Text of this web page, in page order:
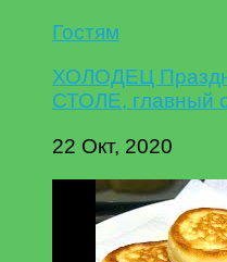
Гостям
ХОЛОДЕЦ
СТОЛЕ, главный
22 Окт, 2020